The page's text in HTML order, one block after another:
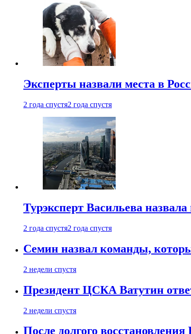
Эксперты назвали места в
2 года спустя2 года спустя
Турэксперт Васильева
2 года спустя2 года спустя
Семин назвал команды,
2 недели спустя
Президент ЦСКА Ватутин
2 недели спустя
После долгого